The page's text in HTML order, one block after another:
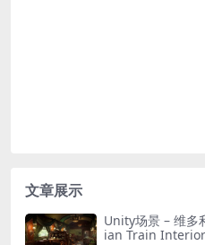
文章展示
Unity场景 – 维多
ian Train